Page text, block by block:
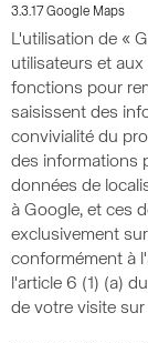
3.3.17 Google Maps
L'utilisation de «
utilisateurs et
fonctions pour
saisissent des
convivialité du
des informations
données de
à Google, et ces
exclusivement
conformément à
l'article 6 (1) (a)
de votre visite